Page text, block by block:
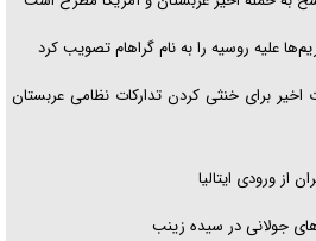
علیه روسیه را به نام گراهام تصویب کرد
اخیر برای خنثی کردن تدارکات نظامی عربستان
از ورودی ایتالیا
جولانی در سیده زینب